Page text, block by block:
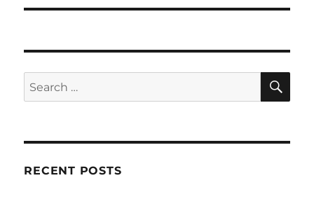
Search
for:
RECENT POSTS